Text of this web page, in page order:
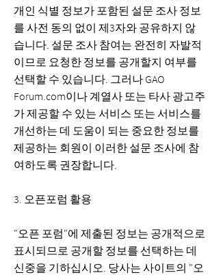
개인 식별 정보가 포함된 설문 조사 정보
를 사전 동의 없이 제3자와 공유하지 않
습니다. 설문 조사 참여는 완전히 자발적
이므로 요청한 정보를 공개할지 여부를
선택할 수 있습니다. 그러나 GAO
Forum.com이나 계열사 또는 타사 광고주
가 제공할 수 있는 서비스 또는 서비스를
개선하는 데 도움이 되는 중요한 정보를
제공하는 회원이 이러한 설문 조사에 참
여하도록 권장합니다.
3. 오픈포럼 활용
"오픈 포럼"에 제출된 정보는 공개적으로
표시되므로 공개할 정보를 선택하는 데
신중을 기하십시오. 당사는 사이트의 "오